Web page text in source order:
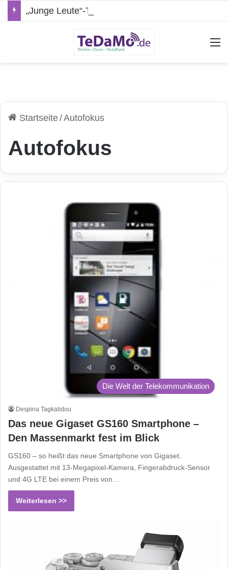
Startseite/Autofokus
Autofokus
Die Welt der Telekommunikation
Despina Tagkalidou
Das neue Gigaset GS160 Smartphone –
Den Massenmarkt fest im Blick
GS160 – so heißt das neue Smartphone von Gigaset.
Ausgestattet mit 13-Megapixel-Kamera, Fingerabdruck-Sensor
und 4G LTE bei einem Preis von…
Weiterlesen >>